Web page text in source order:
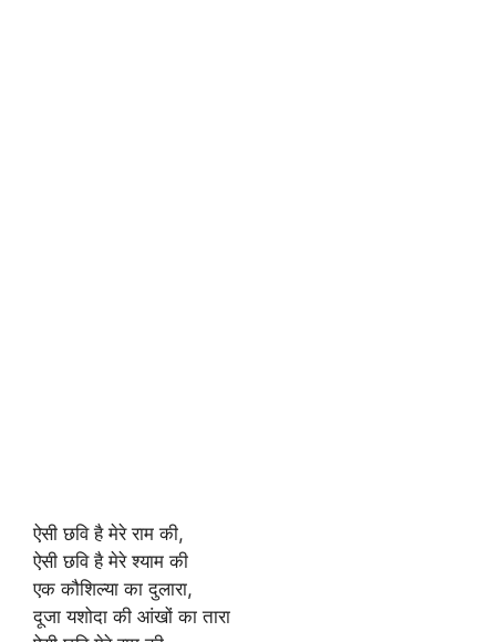
ऐसी छवि है मेरे राम की,
ऐसी छवि है मेरे श्याम की
एक कौशिल्या का दुलारा,
दूजा यशोदा की आंखों का तारा